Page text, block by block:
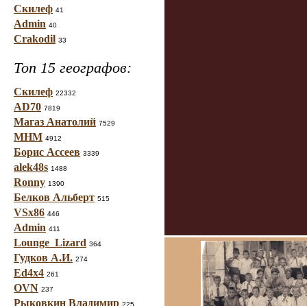
Скилеф 41
Admin 40
Crakodil 33
Топ 15 географов:
Скилеф 22332
AD70 7819
Магаз Анатолий 7529
МНМ 4912
Борис Ассеев 3339
alek48s 1488
Ronny 1390
Белков Альберт 515
VSx86 446
Admin 411
Lounge_Lizard 364
Гудков А.И. 274
Ed4x4 261
OVN 237
Рыковкин Владимир 225